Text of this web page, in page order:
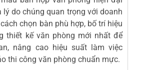
do chúng quan trọng với doanh
chọn bàn phù hợp, bố trí hiệu
thiết kế văn phòng mới nhất để
nâng cao hiệu suất làm việc
thi công văn phòng chuẩn mực.